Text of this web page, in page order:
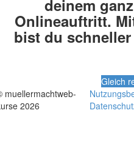
deinem
Onlineauftritt.
bist du
Gleich
muellermachtweb-
2026